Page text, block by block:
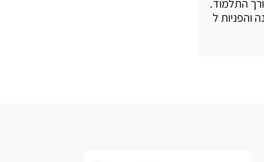
התלמוד.
29,000 ערכי משנה והפניות ל